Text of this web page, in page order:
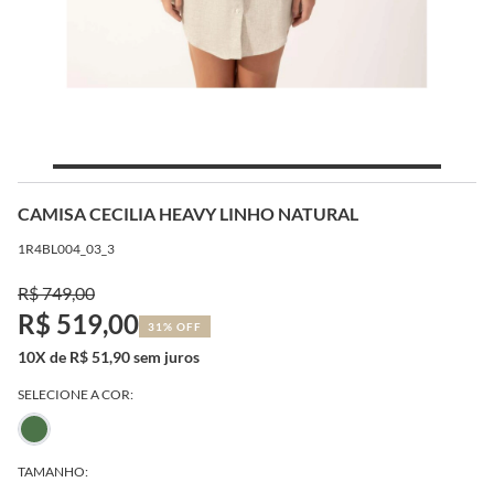
CAMISA CECILIA HEAVY LINHO NATURAL
1R4BL004_03_3
R$ 749,00
R$ 519,00 31% OFF
10X de R$ 51,90 sem juros
SELECIONE A COR:
TAMANHO: